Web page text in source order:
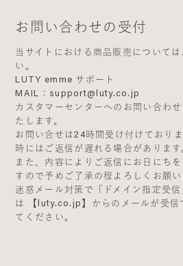
お問い合わせの受付
当サイトにおける商品販売について
い。
LUTY emme サポート
MAIL：support@luty.co.jp
カスタマーセンターへのお問い合わ
たします。
お問い合せは24時間受け付けており
時にはご返信が遅れる場合があります
また、内容によりご返信にお日にち
すので予めご了承の程よろしくお願い
迷惑メール対策で「ドメイン指定受
は 【luty.co.jp】からのメールが受信
てください。